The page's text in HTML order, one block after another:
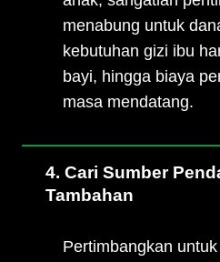
menabung untuk
kebutuhan gizi ibu
bayi, hingga biaya
masa mendatang.
4. Cari Sumber
Tambahan
Pertimbangkan